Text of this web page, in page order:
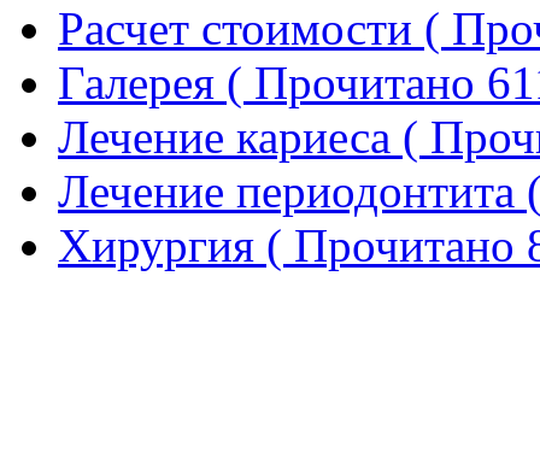
Расчет стоимости (
Галерея ( Прочитано
Лечение кариеса (
Лечение периодонтита
Хирургия ( Прочитано